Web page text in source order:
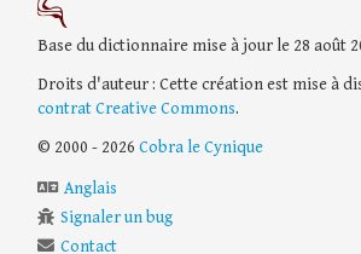
Base du dictionnaire mise à jour le 28 août
Droits d'auteur : Cette création est mise à
contrat Creative Commons.
© 2000 - 2026 Cobra le Cynique
Anglais
Signaler un bug
Contact